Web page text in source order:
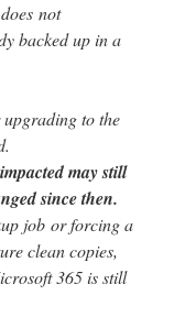
not
backed up in a
to the
may still
since then.
job or forcing a
clean copies,
365 is still